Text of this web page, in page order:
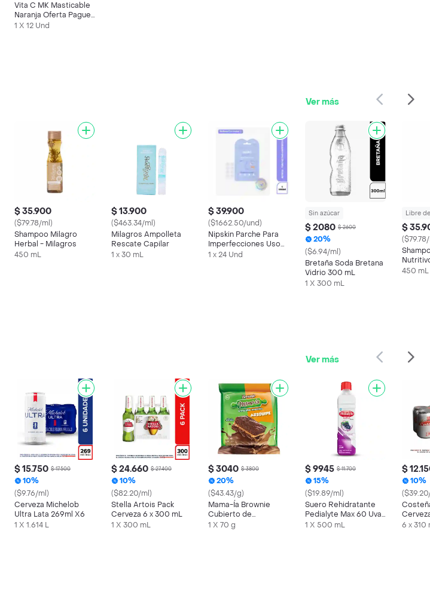
Vita C MK Masticable
Naranja Oferta Pague
2 lleve 3 sobre x 12
1 X 12 Und
Ver más
$ 35.900
($79.78/ml)
Shampoo Milagro
Herbal - Milagros
450 mL
$ 13.900
($463.34/ml)
Milagros Ampolleta
Rescate Capilar
1 x 30 mL
$ 39.900
($1662.50/und)
Nipskin Parche Para
Imperfecciones Uso
de Día
1 x 24 Und
Sin azúcar
$ 2080 $ 2600
20%
($6.94/ml)
Bretaña Soda Bretana
Vidrio 300 mL
1 X 300 mL
Libre
$
450 mL
Ver más
$ 15.750 $ 17.500
10%
($9.76/ml)
Cerveza Michelob
Ultra Lata 269ml X6
1 X 1.614 L
$ 24.660 $ 27.400
10%
($82.20/ml)
Stella Artois Pack
Cerveza 6 x 300 mL
1 X 300 mL
$ 3040 $ 3800
20%
($43.43/g)
Mama-Ía Brownie
Cubierto de
Chocolate Relleno
1 X 70 g
$ 9945 $ 11.700
15%
($19.89/ml)
Suero Rehidratante
Pedialyte Max 60 Uva
Frasco 500 mL
1 X 500 mL
$
10%
6 x 310